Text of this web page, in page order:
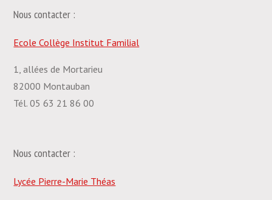
Nous contacter :
Ecole Collège Institut Familial
1, allées de Mortarieu
82000 Montauban
Tél. 05 63 21 86 00
Nous contacter :
Lycée Pierre-Marie Théas